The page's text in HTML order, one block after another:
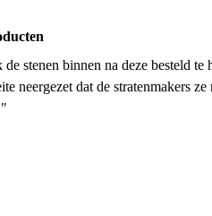
stenen binnen na deze besteld
neergezet dat de stratenmakers